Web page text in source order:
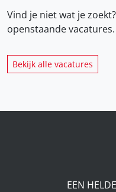
Vind je niet wat je
openstaande vacatures.
Bekijk alle vacatures
EEN